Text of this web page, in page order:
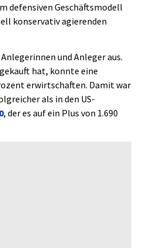
defensiven Geschäftsmodell
konservativ agierenden
und Anleger aus.
hat, konnte eine
erwirtschaften. Damit war
als in den US-
, der es auf ein Plus von 1.690